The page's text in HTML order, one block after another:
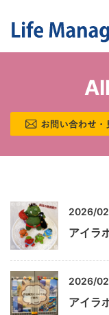
2026/
アイラ
2026/
アイラ